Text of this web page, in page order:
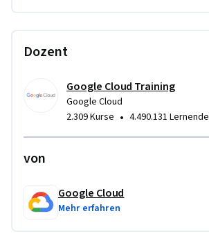
Dozent
Google Cloud Training
Google Cloud
2.309 Kurse • 4.490.131 Lernende
von
Google Cloud
Mehr erfahren